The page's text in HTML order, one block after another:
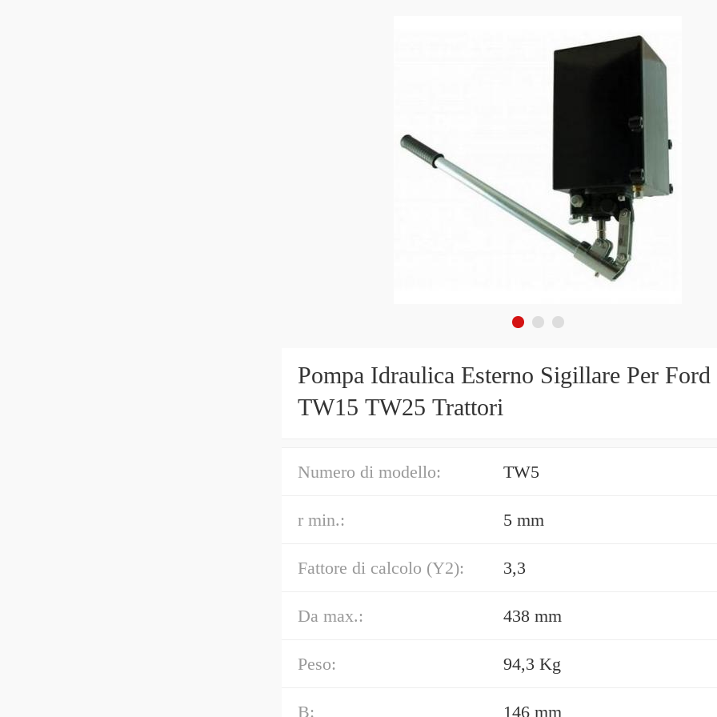
Pompa Idraulica Esterno Sigillare Per
TW15 TW25 Trattori
Numero di modello: TW5
r min.: 5 mm
Fattore di calcolo (Y2): 3,3
Da max.: 438 mm
Peso: 94,3 Kg
B: 146 mm